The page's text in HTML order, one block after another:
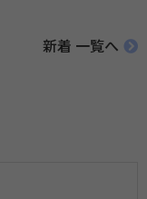
新着 一覧へ